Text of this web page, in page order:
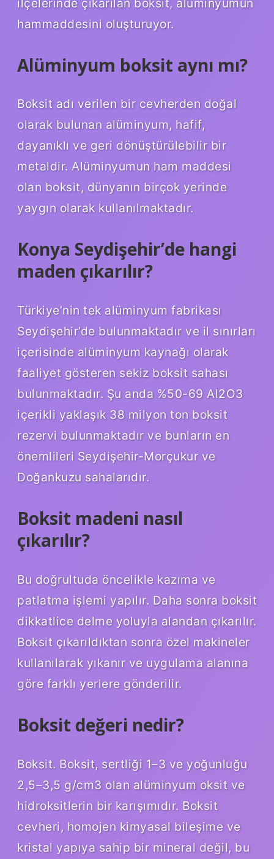
hammaddesini oluşturuyor.
Alüminyum boksit aynı mı?
Boksit adı verilen bir cevherden doğal
olarak bulunan alüminyum, hafif,
dayanıklı ve geri dönüştürülebilir bir
metaldir. Alüminyumun ham maddesi
olan boksit, dünyanın birçok yerinde
yaygın olarak kullanılmaktadır.
Konya Seydişehir’de hangi
maden çıkarılır?
Türkiye’nin tek alüminyum fabrikası
Seydişehir’de bulunmaktadır ve il sınırları
içerisinde alüminyum kaynağı olarak
faaliyet gösteren sekiz boksit sahası
bulunmaktadır. Şu anda %50-69 Al2O3
içerikli yaklaşık 38 milyon ton boksit
rezervi bulunmaktadır ve bunların en
önemlileri Seydişehir-Morçukur ve
Doğankuzu sahalarıdır.
Boksit madeni nasıl
çıkarılır?
Bu doğrultuda öncelikle kazıma ve
patlatma işlemi yapılır. Daha sonra boksit
dikkatlice delme yoluyla alandan çıkarılır.
Boksit çıkarıldıktan sonra özel makineler
kullanılarak yıkanır ve uygulama alanına
göre farklı yerlere gönderilir.
Boksit değeri nedir?
Boksit. Boksit, sertliği 1–3 ve yoğunluğu
2,5–3,5 g/cm3 olan alüminyum oksit ve
hidroksitlerin bir karışımıdır. Boksit
cevheri, homojen kimyasal bileşime ve
kristal yapıya sahip bir mineral değil, bu